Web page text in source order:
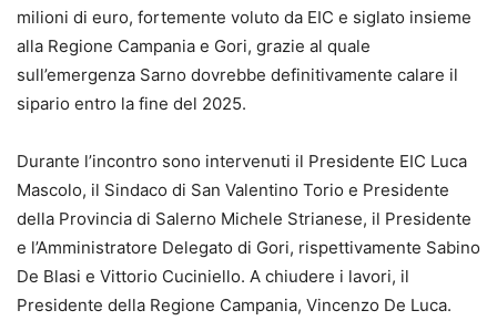
milioni di euro, fortemente voluto da EIC e siglato insieme
alla Regione Campania e Gori, grazie al quale
sull’emergenza Sarno dovrebbe definitivamente calare il
sipario entro la fine del 2025.
Durante l’incontro sono intervenuti il Presidente EIC Luca
Mascolo, il Sindaco di San Valentino Torio e Presidente
della Provincia di Salerno Michele Strianese, il Presidente
e l’Amministratore Delegato di Gori, rispettivamente Sabino
De Blasi e Vittorio Cuciniello. A chiudere i lavori, il
Presidente della Regione Campania, Vincenzo De Luca.